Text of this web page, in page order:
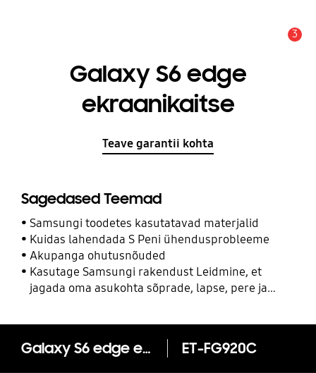
3
Galaxy S6 edge
ekraanikaitse
Teave garantii kohta
Sagedased Teemad
Samsungi toodetes kasutatavad materjalid
Kuidas lahendada S Peni ühendusprobleeme
Akupanga ohutusnõuded
Kasutage Samsungi rakendust Leidmine, et
jagada oma asukohta sõprade, lapse, pere ja
Galaxy S6 edge ekraanikaitse ET-FG920C